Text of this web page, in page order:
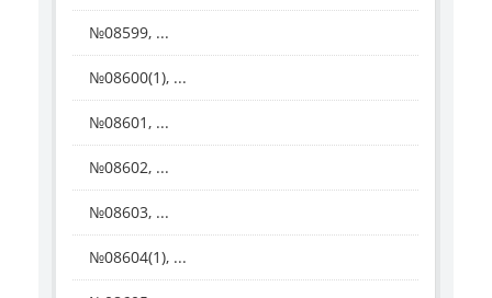
№08599, ...
№08600(1), ...
№08601, ...
№08602, ...
№08603, ...
№08604(1), ...